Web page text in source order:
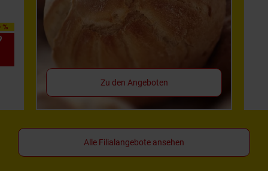
%
Zu den Angeboten
Alle Filialangebote ansehen